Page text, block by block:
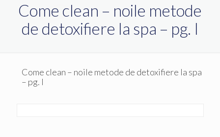
Come clean – noile metode
de detoxifiere la spa – pg. I
Come clean – noile metode de detoxifiere la spa
– pg. I